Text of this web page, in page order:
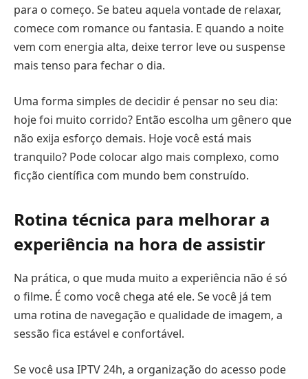
para o começo. Se bateu aquela vontade de relaxar,
comece com romance ou fantasia. E quando a noite
vem com energia alta, deixe terror leve ou suspense
mais tenso para fechar o dia.
Uma forma simples de decidir é pensar no seu dia:
hoje foi muito corrido? Então escolha um gênero que
não exija esforço demais. Hoje você está mais
tranquilo? Pode colocar algo mais complexo, como
ficção científica com mundo bem construído.
Rotina técnica para melhorar a
experiência na hora de assistir
Na prática, o que muda muito a experiência não é só
o filme. É como você chega até ele. Se você já tem
uma rotina de navegação e qualidade de imagem, a
sessão fica estável e confortável.
Se você usa IPTV 24h, a organização do acesso pode